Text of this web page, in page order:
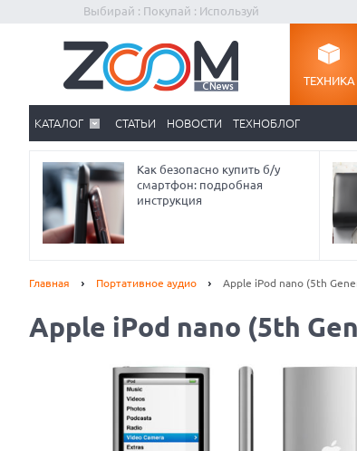
Выбирай : Покупай : Используй
ТЕХНИКА
КАТАЛОГ СТАТЬИ НОВОСТИ ТЕХНОБЛОГ
Как безопасно купить б/у
смартфон: подробная
инструкция
Главная Портативное аудио Apple iPod nano (5th
Apple iPod nano (5th